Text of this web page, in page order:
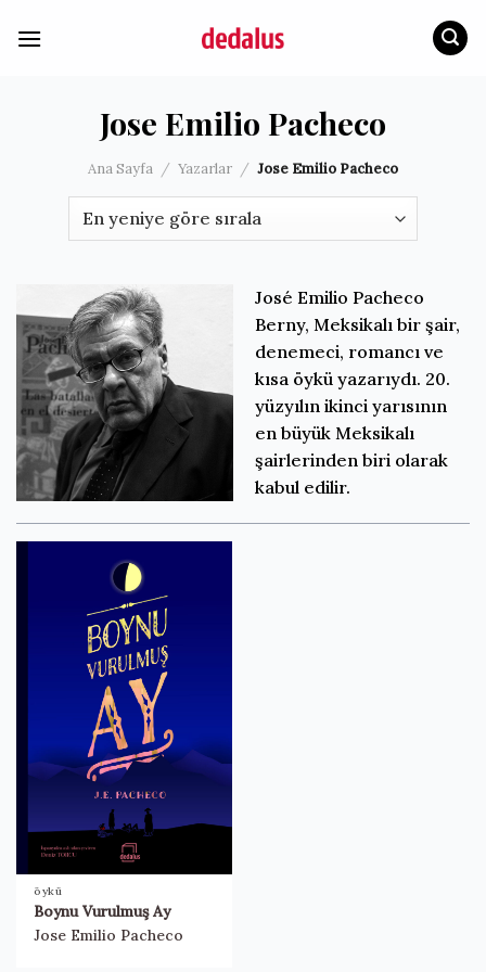
atla
Jose Emilio Pacheco
Ana Sayfa / Yazarlar / Jose Emilio Pacheco
José Emilio Pacheco
Berny, Meksikalı bir şair,
denemeci, romancı ve
kısa öykü yazarıydı. 20.
yüzyılın ikinci yarısının
en büyük Meksikalı
şairlerinden biri olarak
kabul edilir.
öykü
Boynu Vurulmuş Ay
Jose Emilio Pacheco